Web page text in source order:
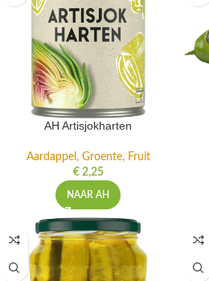
AH Artisjokharten
Aardappel, Groente, Fruit
€2,25
NAAR AH